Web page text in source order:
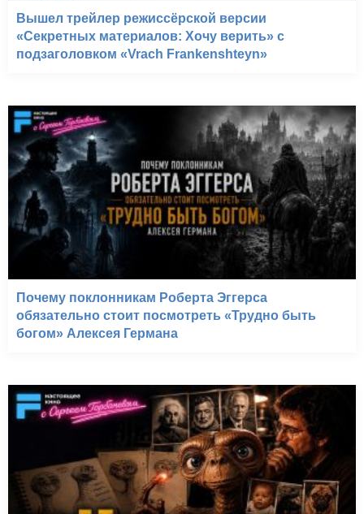
Вышел трейлер режиссёрской версии
«Секретных материалов: Хочу верить» с
подзаголовком «Vrach Frankenshteyn»
Почему поклонникам Роберта Эггерса
обязательно стоит посмотреть «Трудно быть
богом» Алексея Германа